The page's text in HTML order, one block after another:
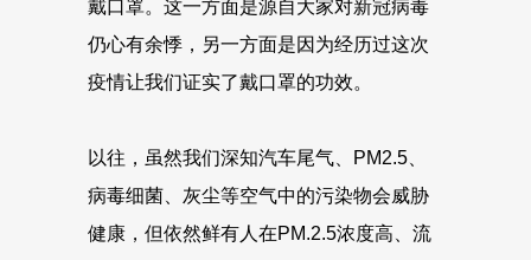
戴口罩。这一方面是源自大家对新冠病毒
仍心有余悸，另一方面是因为经历过这次
疫情让我们证实了戴口罩的功效。
以往，虽然我们深知汽车尾气、PM2.5、
病毒细菌、灰尘等空气中的污染物会威胁
健康，但依然鲜有人在PM.2.5浓度高、流